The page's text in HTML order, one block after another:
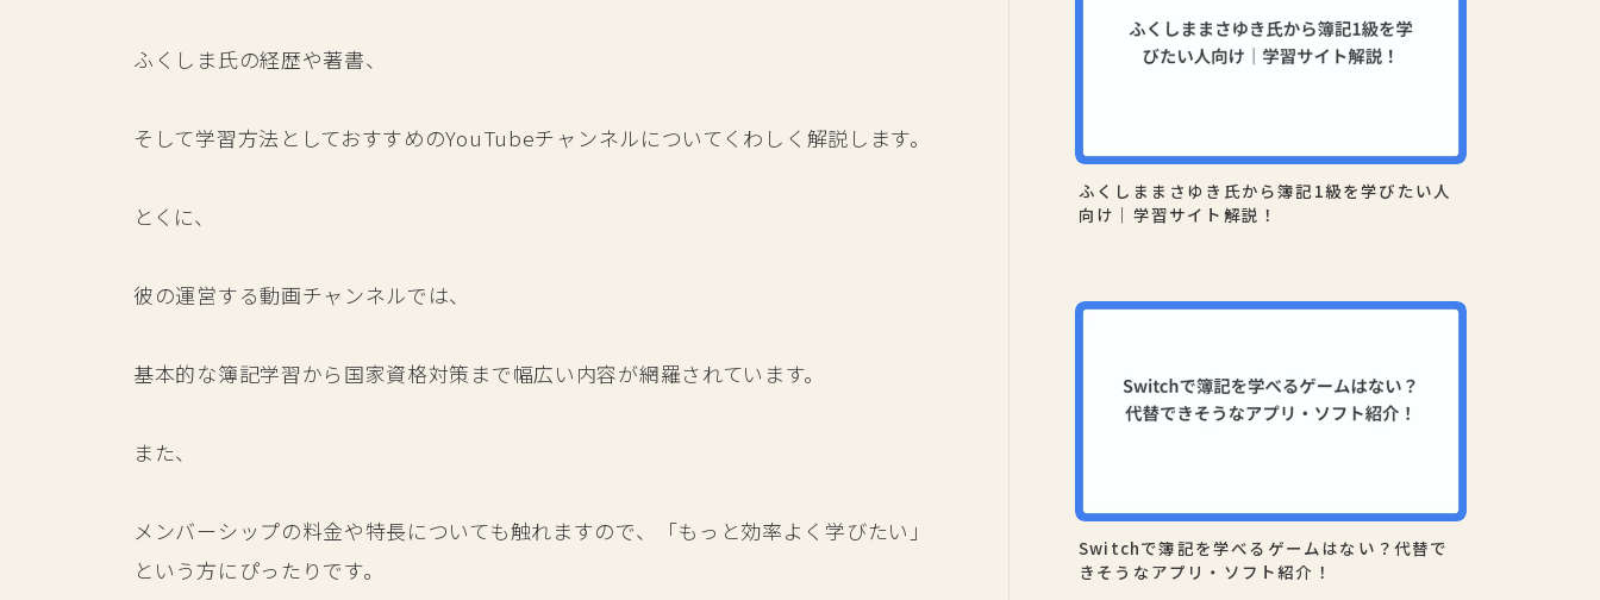
ふくしま氏の経歴や著書、
そして学習方法としておすすめのYouTubeチャンネルについてくわしく解説します。
とくに、
彼の運営する動画チャンネルでは、
基本的な簿記学習から国家資格対策まで幅広い内容が網羅されています。
また、
メンバーシップの料金や特長についても触れますので、「もっと効率よく学びたい」
という方にぴったりです。
ふくしままさゆき氏から簿記1級を学びたい人
向け｜学習サイト解説！
Switchで簿記を学べるゲームはない？代替で
きそうなアプリ・ソフト紹介！